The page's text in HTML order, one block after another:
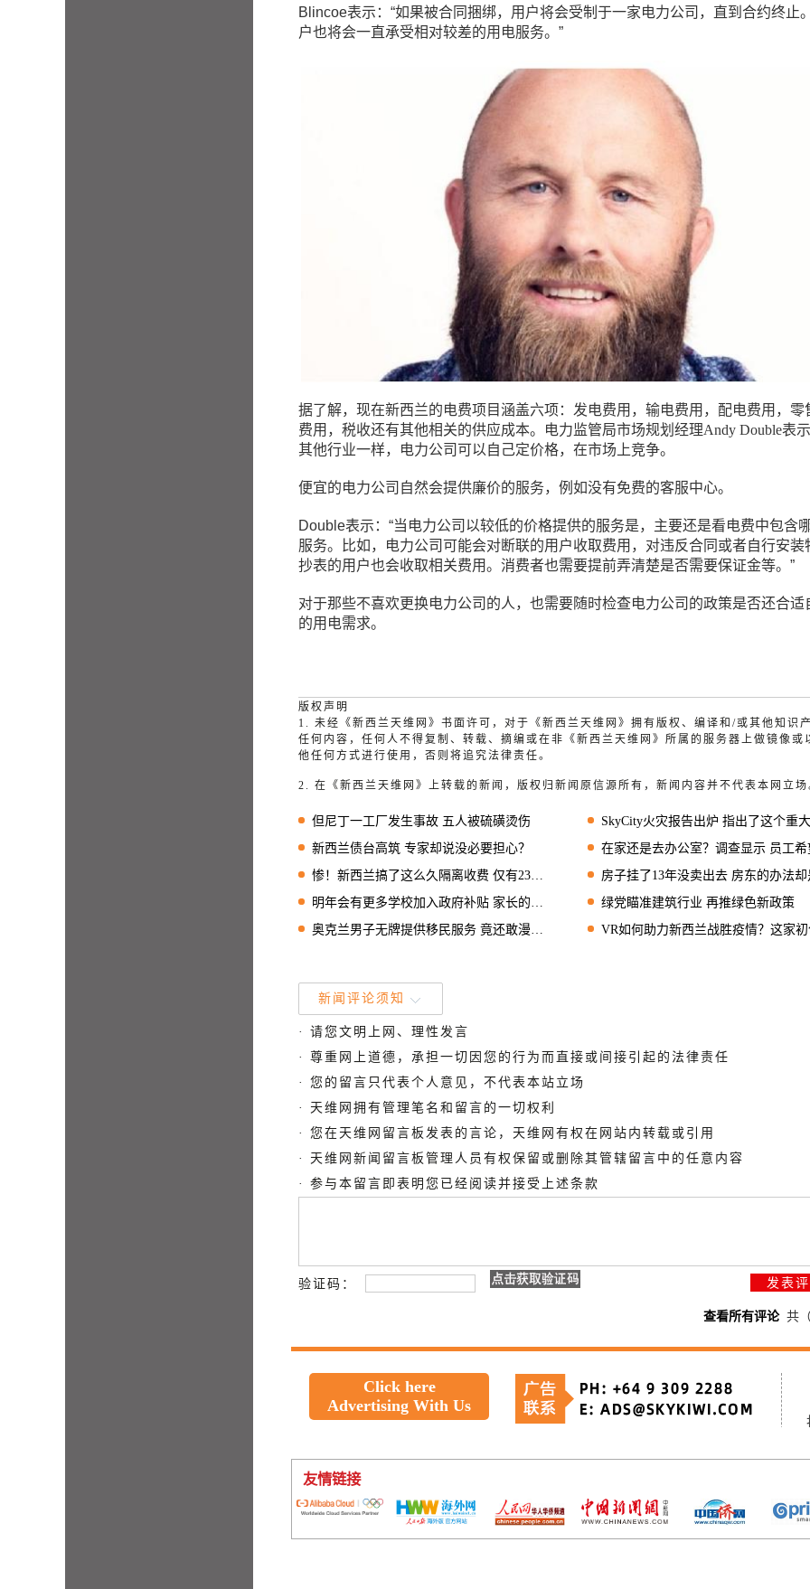
Blincoe表示：“如果被合同捆绑，用户将会受制于一家电力公司，直到合约终止
户也将会一直承受相对较差的用电服务。”
据了解，现在新西兰的电费项目涵盖六项：发电费用，输电费用，配电费用，零
费用，税收还有其他相关的供应成本。电力监管局市场规划经理Andy Double表
其他行业一样，电力公司可以自己定价格，在市场上竞争。
便宜的电力公司自然会提供廉价的服务，例如没有免费的客服中心。
Double表示：“当电力公司以较低的价格提供的服务是，主要还是看电费中包含
服务。比如，电力公司可能会对断联的用户收取费用，对违反合同或者自行安装
抄表的用户也会收取相关费用。消费者也需要提前弄清楚是否需要保证金等。”
对于那些不喜欢更换电力公司的人，也需要随时检查电力公司的政策是否还合适
的用电需求。
版权声明
1. 未经《新西兰天维网》书面许可，对于《新西兰天维网》拥有版权、编译和/或其他知识
任何内容，任何人不得复制、转载、摘编或在非《新西兰天维网》所属的服务器上做镜像或
他任何方式进行使用，否则将追究法律责任。
2. 在《新西兰天维网》上转载的新闻，版权归新闻原信源所有，新闻内容并不代表本网立
但尼丁一工厂发生事故 五人被硫磺烫伤
SkyCity火灾报告出炉 指出了这个重
新西兰债台高筑 专家却说没必要担心？
在家还是去办公室？调查显示 员工希望灵活
惨！新西兰搞了这么久隔离收费 仅有23个付款的
房子挂了13年没卖出去 房东的办法却是涨价
明年会有更多学校加入政府补贴 家长的负担会减轻吗？
绿党瞄准建筑行业 再推绿色新政策
奥克兰男子无牌提供移民服务 竟还敢漫天要价？
VR如何助力新西兰战胜疫情？这家初创公司的做法是
新闻评论须知
· 请您文明上网、理性发言
· 尊重网上道德，承担一切因您的行为而直接或间接引起的法律责任
· 您的留言只代表个人意见，不代表本站立场
· 天维网拥有管理笔名和留言的一切权利
· 您在天维网留言板发表的言论，天维网有权在网站内转载或引用
· 天维网新闻留言板管理人员有权保留或删除其管辖留言中的任意内容
· 参与本留言即表明您已经阅读并接受上述条款
验证码：
查看所有评论共
Click here
Advertising With Us
友情链接